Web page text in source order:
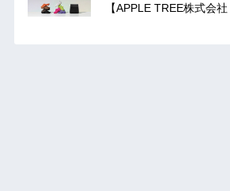
【APPLE TREE株式会社